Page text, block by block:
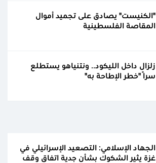
"الكنيست" يصادق على تجميد أموال
المقاصة الفلسطينية
زلزال داخل الليكود.. ونتنياهو يستطلع
سرًا "خطر الإطاحة به"
الجهاد الإسلامي: التصعيد الإسرائيلي في
غزة يثير الشكوك بشأن جدية اتفاق وقف